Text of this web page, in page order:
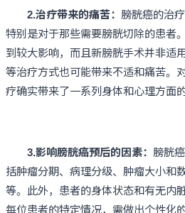
2.治疗带来的痛苦： 膀胱癌的治
特别是对于那些需要膀胱切除的患者。
到较大影响，而且新膀胱手术并非适
等治疗方式也可能带来不适和痛苦。
疗确实带来了一系列身体和心理方面的
3.影响膀胱癌预后的因素： 膀胱
括肿瘤分期、病理分级、肿瘤大小和
等。此外，患者的身体状态和有无内
每位患者的特定情况，需做出个性化